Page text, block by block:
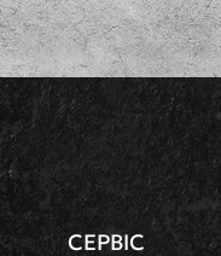
СЕРВІС